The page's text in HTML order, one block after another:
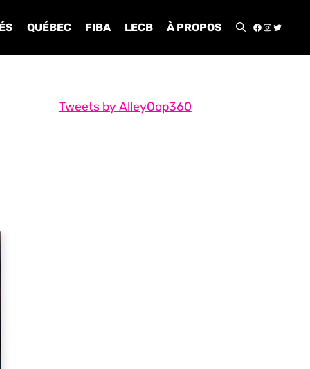
QUÉBEC FIBA LECB À PROPOS
Tweets by AlleyOop360